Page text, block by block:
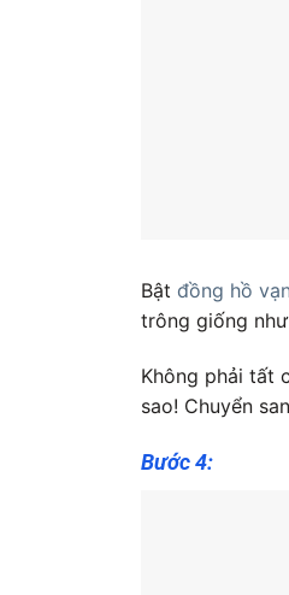
Bật đồng hồ
trông giống
Không phải tất
sao! Chuyển
Bước 4: